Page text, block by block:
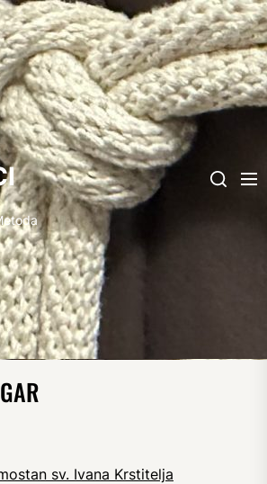
Search
sv. Ivana Krstitelja